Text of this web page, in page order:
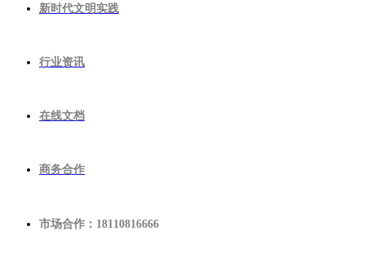
新时代文明实践
行业资讯
在线文档
商务合作
市场合作：18110816666